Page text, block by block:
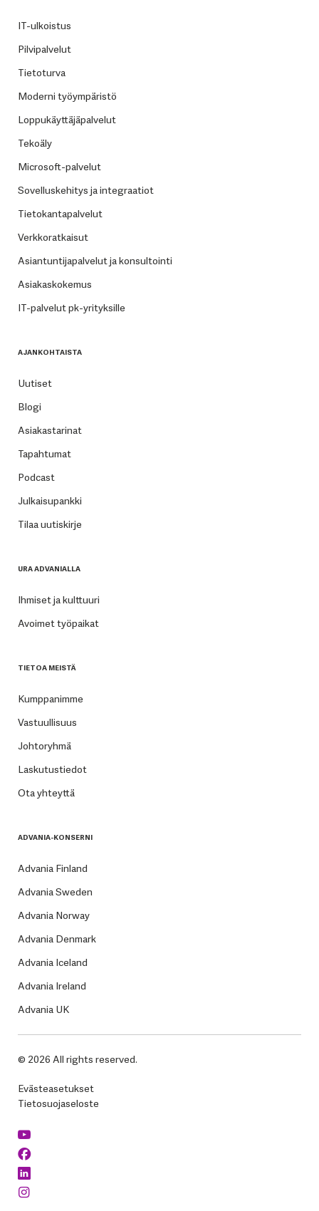
IT-ulkoistus
Pilvipalvelut
Tietoturva
Moderni työympäristö
Loppukäyttäjäpalvelut
Tekoäly
Microsoft-palvelut
Sovelluskehitys ja integraatiot
Tietokantapalvelut
Verkkoratkaisut
Asiantuntijapalvelut ja konsultointi
Asiakaskokemus
IT-palvelut pk-yrityksille
AJANKOHTAISTA
Uutiset
Blogi
Asiakastarinat
Tapahtumat
Podcast
Julkaisupankki
Tilaa uutiskirje
URA ADVANIALLA
Ihmiset ja kulttuuri
Avoimet työpaikat
TIETOA MEISTÄ
Kumppanimme
Vastuullisuus
Johtoryhmä
Laskutustiedot
Ota yhteyttä
ADVANIA-KONSERNI
Advania Finland
Advania Sweden
Advania Norway
Advania Denmark
Advania Iceland
Advania Ireland
Advania UK
© 2026 All rights reserved.
Evästeasetukset
Tietosuojaseloste